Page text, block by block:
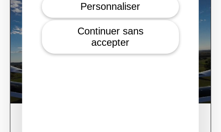
Personnaliser
Continuer sans
accepter